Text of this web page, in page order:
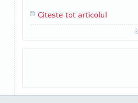
Citeste tot articolul